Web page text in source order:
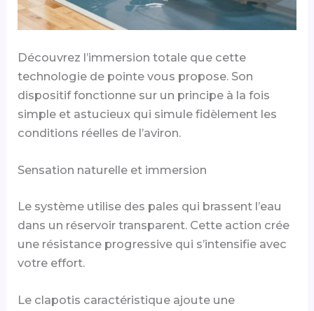
Découvrez l’immersion totale que cette
technologie de pointe vous propose. Son
dispositif fonctionne sur un principe à la fois
simple et astucieux qui simule fidèlement les
conditions réelles de l’aviron.
Sensation naturelle et immersion
Le système utilise des pales qui brassent l’eau
dans un réservoir transparent. Cette action crée
une résistance progressive qui s’intensifie avec
votre effort.
Le clapotis caractéristique ajoute une